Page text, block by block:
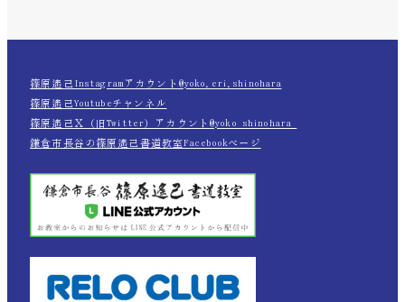
篠原遙己Instagramアカウント@yoko.eri.shinohara
篠原遙己Youtubeチャンネル
篠原遙己Ｘ（旧Twitter）アカウント@yoko_shinohara_
鎌倉市長谷の篠原遙己書道教室Facebookページ